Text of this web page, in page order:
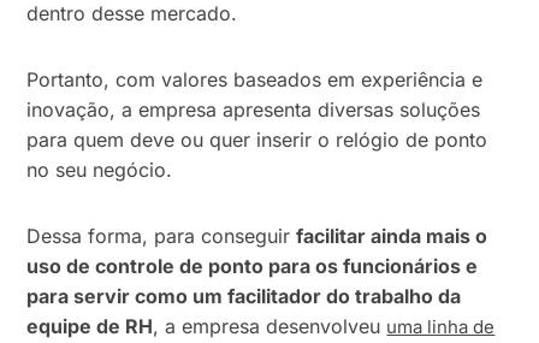
dentro desse mercado.
Portanto, com valores baseados em experiência e
inovação, a empresa apresenta diversas soluções
para quem deve ou quer inserir o relógio de ponto
no seu negócio.
Dessa forma, para conseguirfacilitar ainda mais o
uso de controle de ponto para os funcionários e
para servir como um facilitador do trabalho da
equipe de RH, a empresa desenvolveu uma linha de